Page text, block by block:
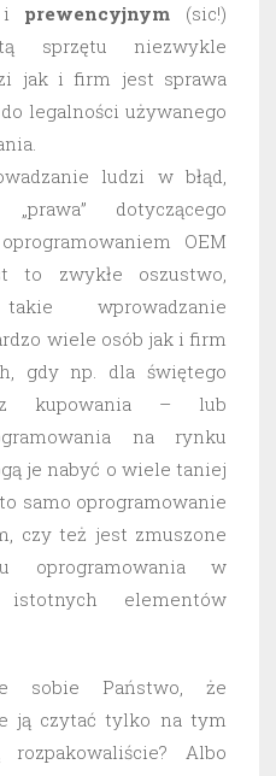
i prewencyjnym (sic!)
sprzętu niezwykle
jak i firm jest sprawa
legalności używanego
ludzi w błąd,
dotyczącego
OEM
to zwykłe oszustwo,
wprowadzanie
wiele osób jak i firm
gdy np. dla świętego
z kupowania – lub
na rynku
je nabyć o wiele taniej
samo oprogramowanie
czy też jest zmuszone
oprogramowania w
elementów
sobie Państwo, że
ją czytać tylko na tym
Albo